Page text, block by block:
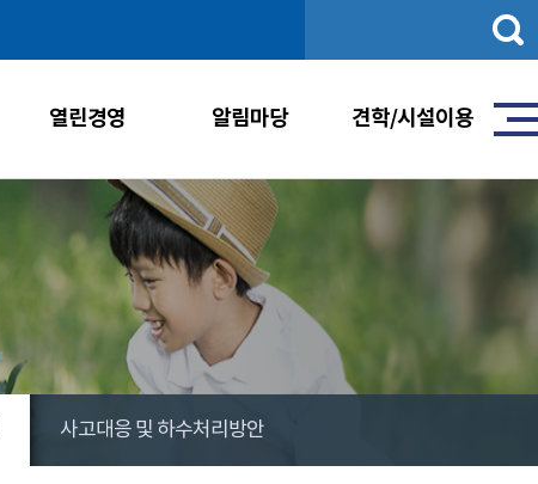
검
열린경영 알림마당 견학/시설이용
사고대응 및 하수처리방안